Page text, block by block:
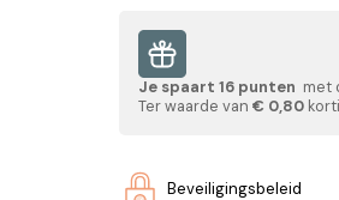
Je spaart 16 punten met
Ter waarde van € 0,80
Beveiligingsbeleid